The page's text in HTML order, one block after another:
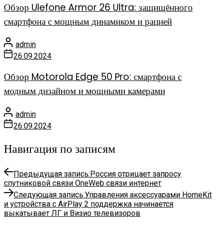
Обзор Ulefone Armor 26 Ultra: защищённого
смартфона с мощным динамиком и рацией
admin
26.09.2024
Обзор Motorola Edge 50 Pro: смартфона с
модным дизайном и мощными камерами
admin
26.09.2024
Навигация по записям
Предыдущая запись:Россия отрицает запросу
спутниковой связи OneWeb связи интернет
Следующая запись:Управления аксессуарами HomeKit
и устройства с AirPlay 2 поддержка начинается
выкатывает ЛГ и Визио телевизоров